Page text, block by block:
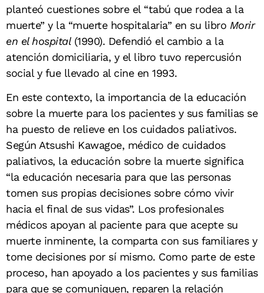
planteó cuestiones sobre el “tabú que rodea a la
muerte” y la “muerte hospitalaria” en su libro Morir
en el hospital(1990). Defendió el cambio a la
atención domiciliaria, y el libro tuvo repercusión
social y fue llevado al cine en 1993.
En este contexto, la importancia de la educación
sobre la muerte para los pacientes y sus familias se
ha puesto de relieve en los cuidados paliativos.
Según Atsushi Kawagoe, médico de cuidados
paliativos, la educación sobre la muerte significa
“la educación necesaria para que las personas
tomen sus propias decisiones sobre cómo vivir
hacia el final de sus vidas”. Los profesionales
médicos apoyan al paciente para que acepte su
muerte inminente, la comparta con sus familiares y
tome decisiones por sí mismo. Como parte de este
proceso, han apoyado a los pacientes y sus familias
para que se comuniquen, reparen la relación